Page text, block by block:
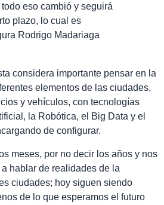
eso cambió y seguirá
plazo, lo cual es
Rodrigo Madariaga
considera importante pensar en la
elementos de las ciudades,
y vehículos, con tecnologías
la Robótica, el Big Data y el
de configurar.
meses, por no decir los años y nos
hablar de realidades de la
ciudades; hoy siguen siendo
de lo que esperamos el futuro